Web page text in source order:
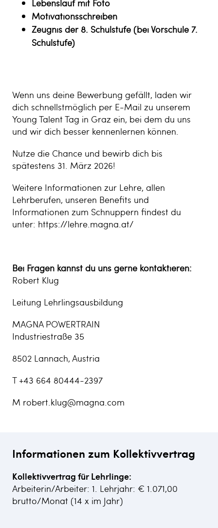
Lebenslauf mit Foto
Motivationsschreiben
Zeugnis der 8. Schulstufe (bei Vorschule 7.
Schulstufe)
Wenn uns deine Bewerbung gefällt, laden wir
dich schnellstmöglich per E-Mail zu unserem
Young Talent Tag in Graz ein, bei dem du uns
und wir dich besser kennenlernen können.
Nutze die Chance und bewirb dich bis
spätestens 31. März 2026!
Weitere Informationen zur Lehre, allen
Lehrberufen, unseren Benefits und
Informationen zum Schnuppern findest du
unter: https://lehre.magna.at/
Bei Fragen kannst du uns gerne kontaktieren:
Robert Klug
Leitung Lehrlingsausbildung
MAGNA POWERTRAIN
Industriestraße 35
8502 Lannach, Austria
T +43 664 80444-2397
M robert.klug@magna.com
Informationen zum Kollektivvertrag
Kollektivvertrag für Lehrlinge:
Arbeiterin/Arbeiter: 1. Lehrjahr: € 1.071,00
brutto/Monat (14 x im Jahr)